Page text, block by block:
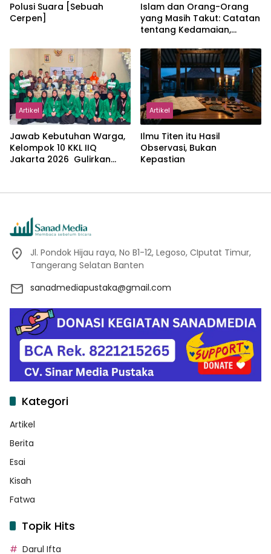
Polusi Suara [Sebuah
Cerpen]
Islam dan Orang-Orang
yang Masih Takut: Catatan
tentang Kedamaian,
dalam Pemikiran Masykuri
Abdillah
Artikel
Jawab Kebutuhan Warga,
Kelompok 10 KKL IIQ
Jakarta 2026 Gulirkan
Artikel
Ilmu Titen itu Hasil
Observasi, Bukan
Kepastian
Jl. Pondok Hijau raya, No B1-12, Legoso, CIputat Timur,
Tangerang Selatan Banten
sanadmediapustaka@gmail.com
Kategori
Artikel
Berita
Esai
Kisah
Fatwa
Topik Hits
Darul Ifta